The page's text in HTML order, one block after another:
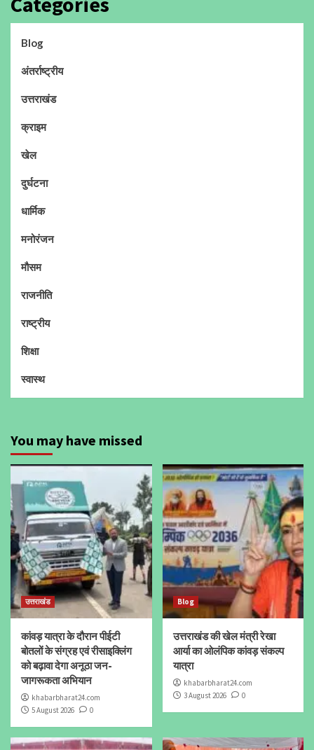
Blog
अंतर्राष्ट्रीय
उत्तराखंड
क्राइम
खेल
दुर्घटना
धार्मिक
मनोरंजन
मौसम
राजनीति
राष्ट्रीय
शिक्षा
स्वास्थ
You may have missed
उत्तराखंड
कांवड़ यात्रा के दौरान पीईटी
बोतलों के संग्रह एवं रीसाइक्लिंग
को बढ़ावा देगा अनूठा जन-
जागरूकता अभियान
khabarbharat24.com
5 August 2026
0
Blog
उत्तराखंड की खेल मंत्री रेखा
आर्या का ओलंपिक कांवड़ संकल्प
यात्रा
khabarbharat24.com
3 August 2026
0